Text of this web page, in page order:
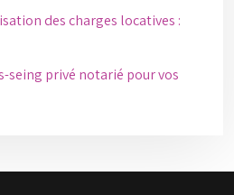
des charges locatives :
seing privé notarié pour vos